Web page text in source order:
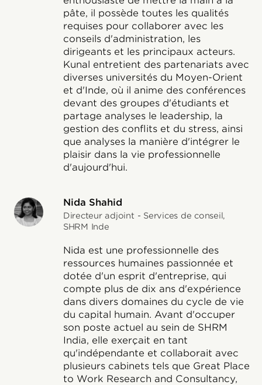
pâte, il possède toutes les qualités
requises pour collaborer avec les
conseils d'administration, les
dirigeants et les principaux acteurs.
Kunal entretient des partenariats avec
diverses universités du Moyen-Orient
et d'Inde, où il anime des conférences
devant des groupes d'étudiants et
partage analyses le leadership, la
gestion des conflits et du stress, ainsi
que analyses la manière d'intégrer le
plaisir dans la vie professionnelle
d'aujourd'hui.
Nida Shahid
Directeur adjoint - Services de conseil,
SHRM Inde
Nida est une professionnelle des
ressources humaines passionnée et
dotée d'un esprit d'entreprise, qui
compte plus de dix ans d'expérience
dans divers domaines du cycle de vie
du capital humain. Avant d'occuper
son poste actuel au sein de SHRM
India, elle exerçait en tant
qu'indépendante et collaborait avec
plusieurs cabinets tels que Great Place
to Work Research and Consultancy,